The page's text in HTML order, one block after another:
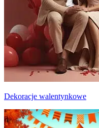
Dekoracje walentynkowe